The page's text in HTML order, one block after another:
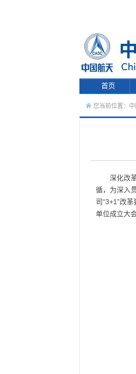
首页
您当前位置：
深化改
循，为深入
司“3+1”改
单位成立大